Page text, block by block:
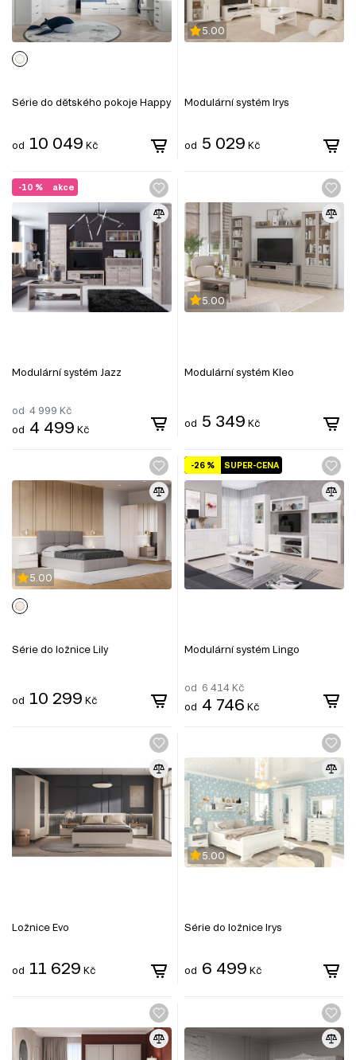
Série do dětského pokoje Happy
od 10 049 Kč
5.00
Modulární systém Irys
od 5 029 Kč
akce
-10 %
Modulární systém Jazz
od 4 999 Kč
od 4 499 Kč
5.00
Modulární systém Kleo
od 5 349 Kč
5.00
Série do ložnice Lily
od 10 299 Kč
SUPER-CENA
-26 %
Modulární systém Lingo
od 6 414 Kč
od 4 746 Kč
Ložnice Evo
od 11 629 Kč
5.00
Série do ložnice Irys
od 6 499 Kč